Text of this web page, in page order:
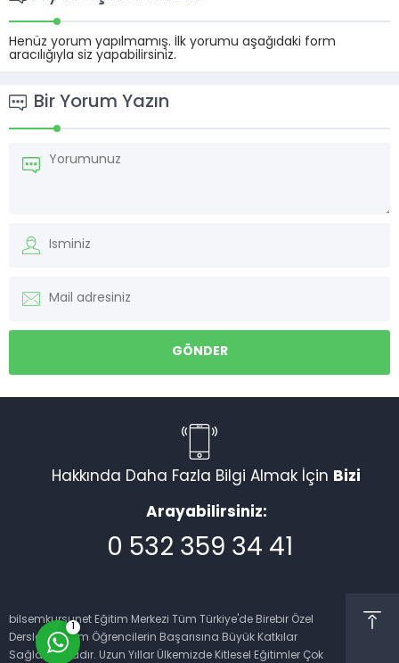
Henüz yorum yapılmamış. İlk yorumu aşağıdaki form
aracılığıyla siz yapabilirsiniz.
Bir Yorum Yazın
Hakkında Daha Fazla Bilgi Almak İçin Bizi
Arayabilirsiniz:
0 532 359 34 41
bilsemkursunet Eğitim Merkezi Tüm Türkiye'de Birebir Özel
Dersleri İle Tüm Öğrencilerin Başarısına Büyük Katkılar
Sağlamaktadır. Uzun Yıllar Ülkemizde Kitlesel Eğitimler Çok
Müşteri Temsilcisi